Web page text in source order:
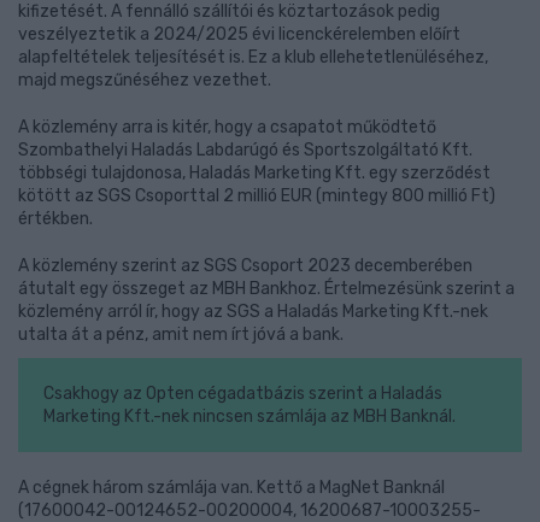
kifizetését. A fennálló szállítói és köztartozások pedig
veszélyeztetik a 2024/2025 évi licenckérelemben előírt
alapfeltételek teljesítését is. Ez a klub ellehetetlenüléséhez,
majd megszűnéséhez vezethet.
A közlemény arra is kitér, hogy a csapatot működtető
Szombathelyi Haladás Labdarúgó és Sportszolgáltató Kft.
többségi tulajdonosa, Haladás Marketing Kft. egy szerződést
kötött az SGS Csoporttal 2 millió EUR (mintegy 800 millió Ft)
értékben.
A közlemény szerint az SGS Csoport 2023 decemberében
átutalt egy összeget az MBH Bankhoz. Értelmezésünk szerint a
közlemény arról ír, hogy az SGS a Haladás Marketing Kft.-nek
utalta át a pénz, amit nem írt jóvá a bank.
Csakhogy az Opten cégadatbázis szerint a Haladás
Marketing Kft.-nek nincsen számlája az MBH Banknál.
A cégnek három számlája van. Kettő a MagNet Banknál
(17600042-00124652-00200004, 16200687-10003255-